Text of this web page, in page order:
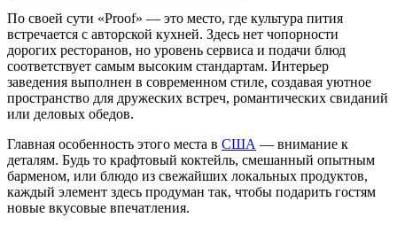
По своей сути «Proof» — это место, где культура пития
встречается с авторской кухней. Здесь нет чопорности
дорогих ресторанов, но уровень сервиса и подачи блюд
соответствует самым высоким стандартам. Интерьер
заведения выполнен в современном стиле, создавая уютное
пространство для дружеских встреч, романтических свиданий
или деловых обедов.
Главная особенность этого места в США — внимание к
деталям. Будь то крафтовый коктейль, смешанный опытным
барменом, или блюдо из свежайших локальных продуктов,
каждый элемент здесь продуман так, чтобы подарить гостям
новые вкусовые впечатления.